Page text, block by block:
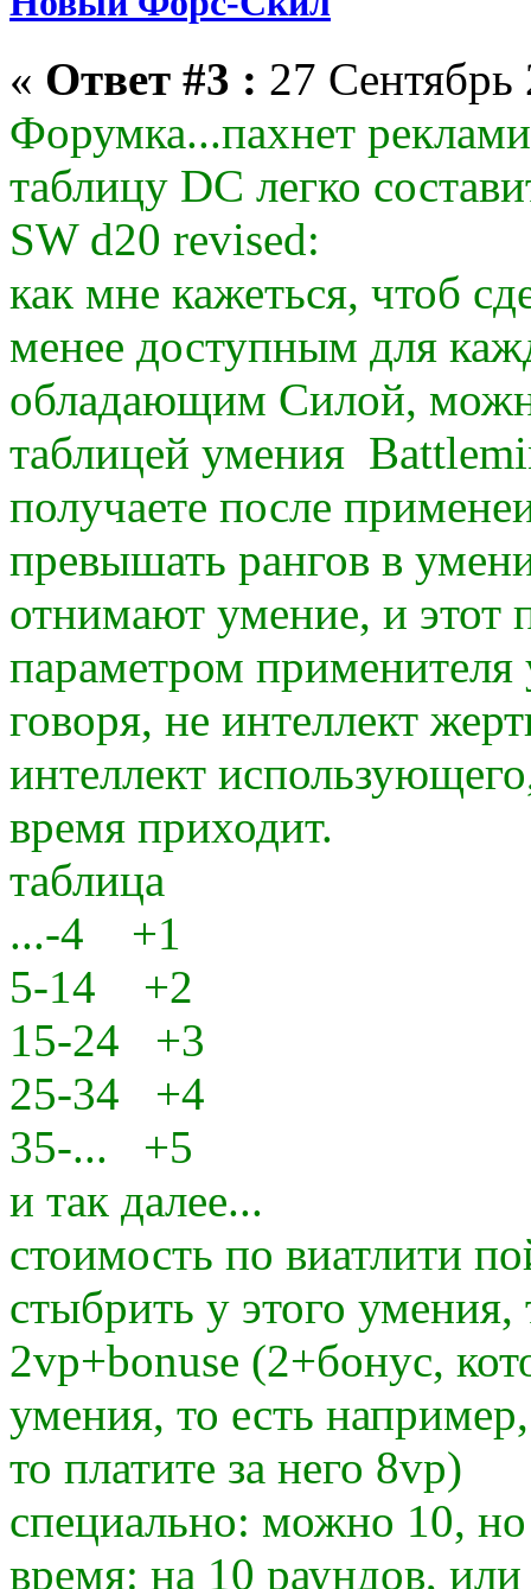
« Ответ #3 : 27
Форумка...пахнет
таблицу DC легко
SW d20 revised:
как мне кажеться, чтоб
менее доступным для
обладающим Силой,
таблицей умения
получаете после
превышать рангов в
отнимают умение, и этот
параметром
говоря, не интеллект
интеллект
время приходит.
таблица
...-4 +1
5-14 +2
15-24 +3
25-34 +4
35-... +5
и так далее...
стоимость по виатлити
стыбрить у этого умения,
2vp+bonuse (2+бонус,
умения, то есть
то платите за него 8vp)
специально: можно 10, но
время: на 10 раундов,